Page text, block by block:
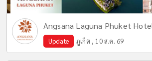
Angsana Laguna Phuket
Update ภูเก็ต , 10 ส.ค. 69